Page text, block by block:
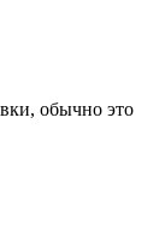
обычно это